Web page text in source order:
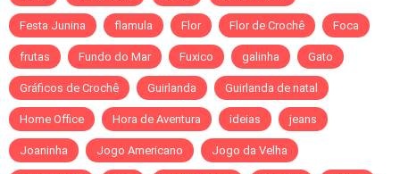
Festa Junina flamula Flor Flor de Crochê Foca
frutas Fundo do Mar Fuxico galinha Gato
Gráficos de Crochê Guirlanda Guirlanda de natal
Home Office Hora de Aventura ideias jeans
Joaninha Jogo Americano Jogo da Velha